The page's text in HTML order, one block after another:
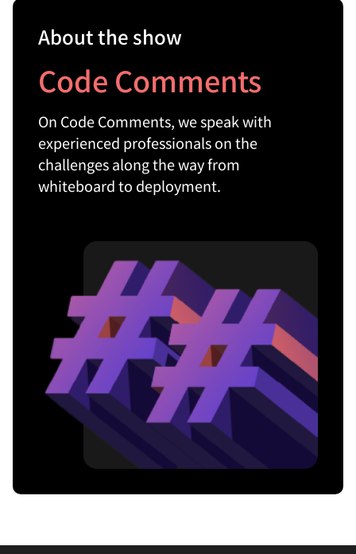
About the show
Code Comments
On Code Comments, we speak with
experienced professionals on the
challenges along the way from
whiteboard to deployment.